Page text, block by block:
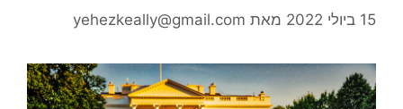
15 ביולי 2022 מאת yehezkeally@gmail.com